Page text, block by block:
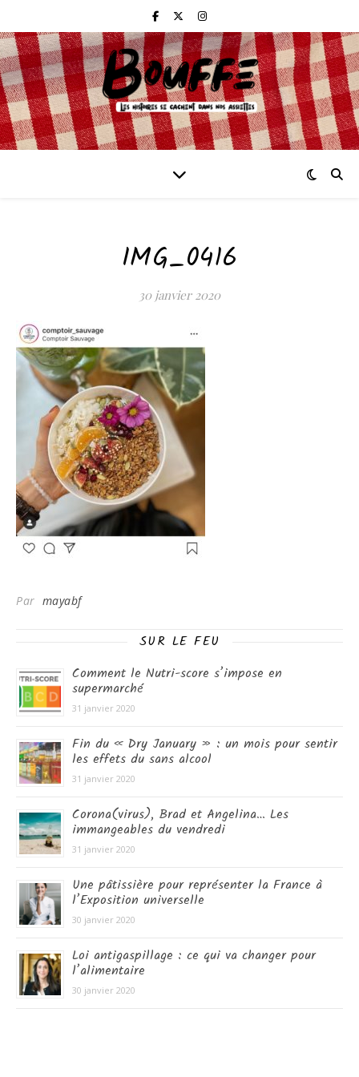
IMG_0416
30 janvier 2020
Par mayabf
SUR LE FEU
Comment le Nutri-score s’impose en
supermarché
31 janvier 2020
Fin du « Dry January » : un mois pour sentir
les effets du sans alcool
31 janvier 2020
Corona(virus), Brad et Angelina… Les
immangeables du vendredi
31 janvier 2020
Une pâtissière pour représenter la France à
l’Exposition universelle
30 janvier 2020
Loi antigaspillage : ce qui va changer pour
l’alimentaire
30 janvier 2020